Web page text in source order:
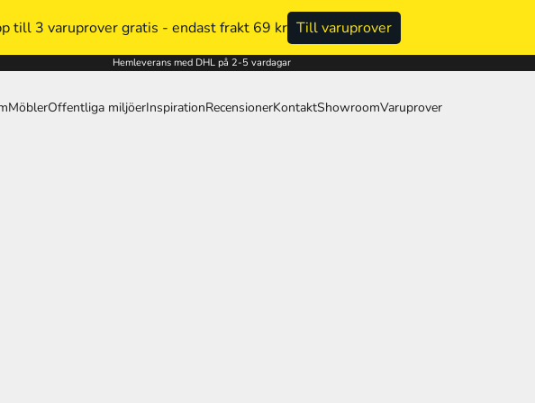
ALLA AKUSTIKPANELER - FÖRST TILL KVARN Till produkterna
Hemleverans med DHL på 2-5 vardagar
MöblerOffentliga miljöerInspirationRecensionerKontaktShowroomVaruprover